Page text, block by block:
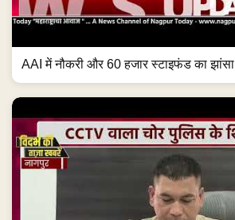
AAI में नौकरी और 60 हजार स्टाइफंड का झांसा